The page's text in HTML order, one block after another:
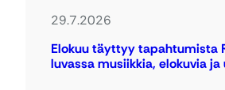
29.7.2026
Elokuu täyttyy tapahtumista
luvassa musiikkia, elokuvia ja